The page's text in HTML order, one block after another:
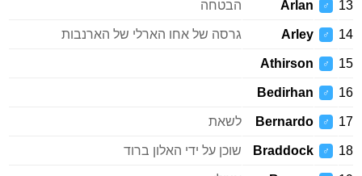
13
♂
Arlan הבטחה
14
♂
Arley גרסה של אחו הארלי של הארנבות
15
♂
Athirson
16
♂
Bedirhan
17
♂
Bernardo לשאת
18
♂
Braddock שוכן על ידי האלון ברוד